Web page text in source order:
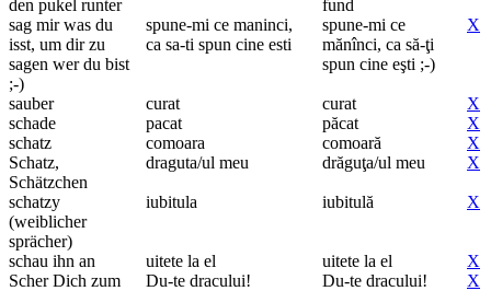
den pukel runter
fund
sag mir was du
isst, um dir zu
sagen wer du bist
;-)
spune-mi ce maninci,
ca sa-ti spun cine esti
spune-mi ce
mănînci, ca să-ţi
spun cine eşti ;-)
X
sauber curat curat
X
schade
pacat păcat
X
schatz
comoara comoară
X
Schatz,
Schätzchen
draguta/ul meu drăguţa/ul meu X
schatzy
(weiblicher
sprächer)
iubitula iubitulă X
schau ihn an uitete la el uitete la el
X
Scher Dich zum
Du-te dracului! Du-te dracului! X